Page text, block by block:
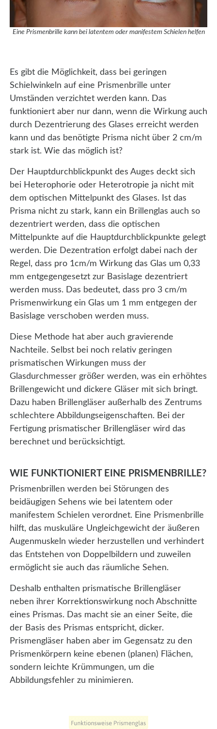
Eine Prismenbrille kann bei latentem oder manifestem Schielen helfen
Es gibt die Möglichkeit, dass bei geringen
Schielwinkeln auf eine Prismenbrille unter
Umständen verzichtet werden kann. Das
funktioniert aber nur dann, wenn die Wirkung auch
durch Dezentrierung des Glases erreicht werden
kann und das benötigte Prisma nicht über 2 cm/m
stark ist. Wie das möglich ist?
Der Hauptdurchblickpunkt des Auges deckt sich
bei Heterophorie oder Heterotropie ja nicht mit
dem optischen Mittelpunkt des Glases. Ist das
Prisma nicht zu stark, kann ein Brillenglas auch so
dezentriert werden, dass die optischen
Mittelpunkte auf die Hauptdurchblickpunkte gelegt
werden. Die Dezentration erfolgt dabei nach der
Regel, dass pro 1cm/m Wirkung das Glas um 0,33
mm entgegengesetzt zur Basislage dezentriert
werden muss. Das bedeutet, dass pro 3 cm/m
Prismenwirkung ein Glas um 1 mm entgegen der
Basislage verschoben werden muss.
Diese Methode hat aber auch gravierende
Nachteile. Selbst bei noch relativ geringen
prismatischen Wirkungen muss der
Glasdurchmesser größer werden, was ein erhöhtes
Brillengewicht und dickere Gläser mit sich bringt.
Dazu haben Brillengläser außerhalb des Zentrums
schlechtere Abbildungseigenschaften. Bei der
Fertigung prismatischer Brillengläser wird das
berechnet und berücksichtigt.
WIE FUNKTIONIERT EINE PRISMENBRILLE?
Prismenbrillen werden bei Störungen des
beidäugigen Sehens wie bei latentem oder
manifestem Schielen verordnet. Eine Prismenbrille
hilft, das muskuläre Ungleichgewicht der äußeren
Augenmuskeln wieder herzustellen und verhindert
das Entstehen von Doppelbildern und zuweilen
ermöglicht sie auch das räumliche Sehen.
Deshalb enthalten prismatische Brillengläser
neben ihrer Korrektionswirkung noch Abschnitte
eines Prismas. Das macht sie an einer Seite, die
der Basis des Prismas entspricht, dicker.
Prismengläser haben aber im Gegensatz zu den
Prismenkörpern keine ebenen (planen) Flächen,
sondern leichte Krümmungen, um die
Abbildungsfehler zu minimieren.